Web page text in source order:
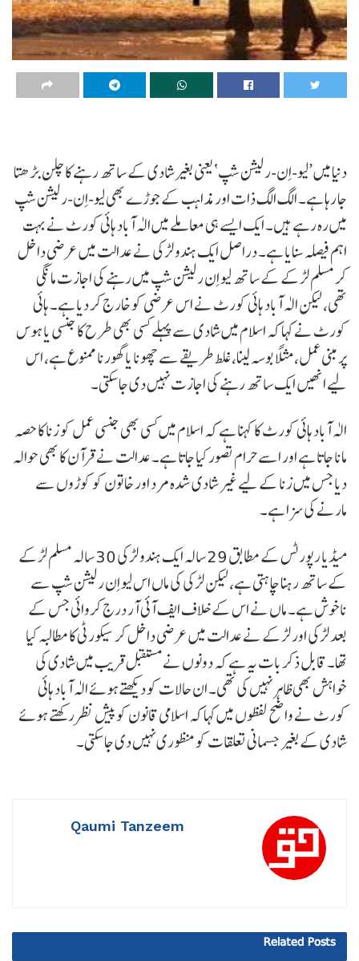
دنیا میں ’لیو-اِن-رلیشن شپ‘ یعنی بغیر شادی کے ساتھ رہنے کا چلن بڑھتا
جا رہا ہے۔ الگ الگ ذات اور مذاہب کے جوڑے بھی لیو-اِن-رلیشن شپ
میں رہ رہے ہیں۔ ایک ایسے ہی معاملے میں الٰہ آباد ہائی کورٹ نے بہت
اہم فیصلہ سنایا ہے۔ دراصل ایک ہندو لڑکی نے عدالت میں عرضی داخل
کر مسلم لڑکے کے ساتھ لیو اِن رلیشن شپ میں رہنے کی اجازت مانگی
تھی، لیکن الٰہ آباد ہائی کورٹ نے اس عرضی کو خارج کر دیا ہے۔ ہائی
کورٹ نے کہا کہ اسلام میں شادی سے پہلے کسی بھی طرح کا جنسی یا ہوس
پر مبنی عمل، مثلاً بوسہ لینا، غلط طریقے سے چھونا یا گھورنا ممنوع ہے، اس
لیے انھیں ایک ساتھ رہنے کی اجازت نہیں دی جا سکتی۔
الٰہ آباد ہائی کورٹ کا کہنا ہے کہ اسلام میں کسی بھی جنسی عمل کو زنا کا حصہ
مانا جاتا ہے اور اسے حرام تصور کیا جاتا ہے۔ عدالت نے قرآن کا بھی حوالہ
دیا جس میں زنا کے لیے غیر شادی شدہ مرد اور خاتون کو کوڑوں سے
مارنے کی سزا ہے۔
میڈیا رپورٹس کے مطابق 29 سالہ ایک ہندو لڑکی 30 سالہ مسلم لڑکے
کے ساتھ رہنا چاہتی ہے، لیکن لڑکی کی ماں اس لیو اِن رلیشن شپ سے
ناخوش ہے۔ ماں نے اس کے خلاف ایف آئی آر درج کروائی جس کے
بعد لڑکی اور لڑکے نے عدالت میں عرضی داخل کر سیکورٹی کا مطالبہ کیا
تھا۔ قابل ذکر بات یہ ہے کہ دونوں نے مستقبل قریب میں شادی کی
خواہش بھی ظاہر نہیں کی تھی۔ ان حالات کو دیکھتے ہوئے الٰہ آباد ہائی
کورٹ نے واضح لفظوں میں کہا کہ اسلامی قانون کو پیش نظر رکھتے ہوئے
شادی کے بغیر جسمانی تعلقات کو منظوری نہیں دی جا سکتی۔
Qaumi Tanzeem
Related Posts